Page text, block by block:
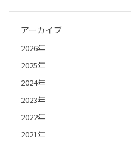
アーカイブ
2026年
2025年
2024年
2023年
2022年
2021年